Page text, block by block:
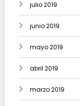
julio 2019
junio 2019
mayo 2019
abril 2019
marzo 2019